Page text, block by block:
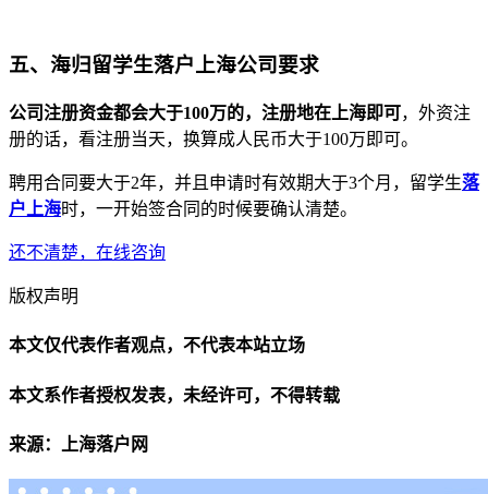
五、海归留学生落户上海公司要求
公司注册资金都会大于100万的，注册地在上海即可，外资注
册的话，看注册当天，换算成人民币大于100万即可。
聘用合同要大于2年，并且申请时有效期大于3个月，留学生落
户上海时，一开始签合同的时候要确认清楚。
还不清楚，在线咨询
版权声明
本文仅代表作者观点，不代表本站立场
本文系作者授权发表，未经许可，不得转载
来源：上海落户网